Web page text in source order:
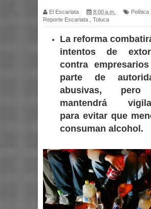
El Escarlata 8:00 a.m. Política
Reporte Escarlata
Toluca
La reforma
intentos de
contra
parte de
abusivas,
mantendrá
para evitar que
consuman alcohol.